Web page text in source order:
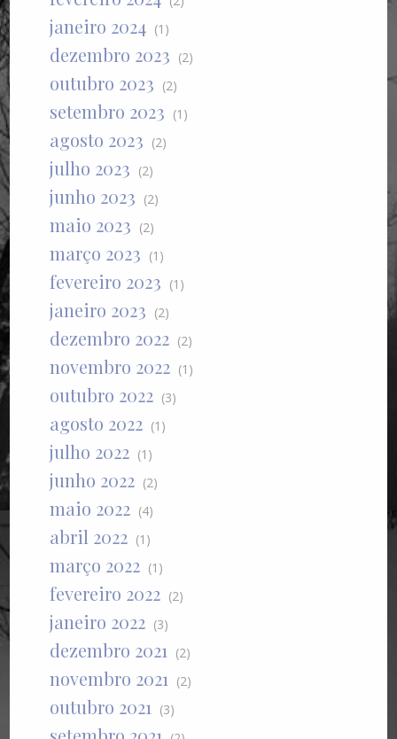
janeiro 2024 (1)
dezembro 2023 (2)
outubro 2023 (2)
setembro 2023 (1)
agosto 2023 (2)
julho 2023 (2)
junho 2023 (2)
maio 2023 (2)
março 2023 (1)
fevereiro 2023 (1)
janeiro 2023 (2)
dezembro 2022 (2)
novembro 2022 (1)
outubro 2022 (3)
agosto 2022 (1)
julho 2022 (1)
junho 2022 (2)
maio 2022 (4)
abril 2022 (1)
março 2022 (1)
fevereiro 2022 (2)
janeiro 2022 (3)
dezembro 2021 (2)
novembro 2021 (2)
outubro 2021 (3)